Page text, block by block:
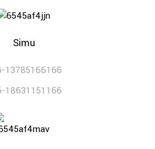
Simu
13785166166
18631151166